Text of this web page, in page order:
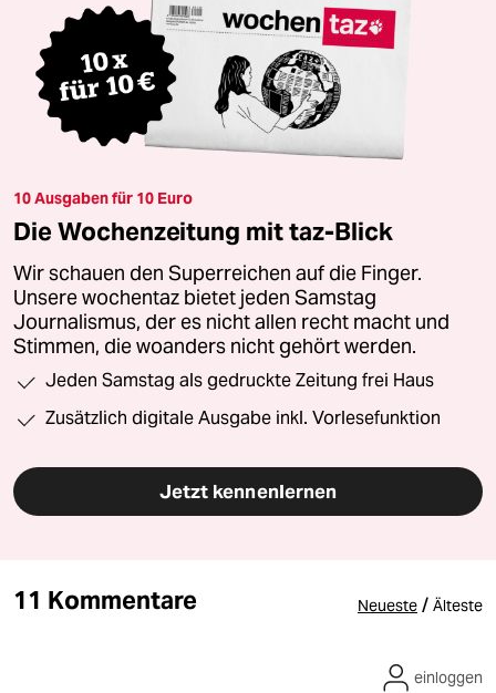
10 Ausgaben für 10 Euro
Die Wochenzeitung mit taz-Blick
Wir schauen den Superreichen auf die Finger.
Unsere wochentaz bietet jeden Samstag
Journalismus, der es nicht allen recht macht und
Stimmen, die woanders nicht gehört werden.
Jeden Samstag als gedruckte Zeitung frei Haus
Zusätzlich digitale Ausgabe inkl. Vorlesefunktion
Jetzt kennenlernen
11 Kommentare Neueste / Älteste
einloggen